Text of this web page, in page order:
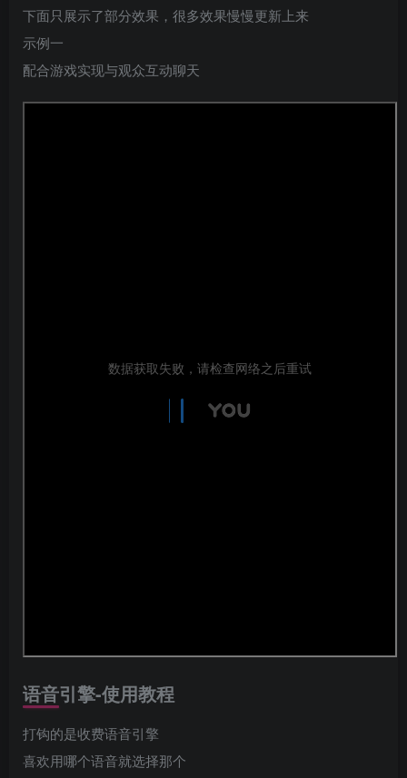
下面只展示了部分效果，很多效果慢慢更新上来
示例一
配合游戏实现与观众互动聊天
语音引擎-使用教程
打钩的是收费语音引擎
喜欢用哪个语音就选择那个